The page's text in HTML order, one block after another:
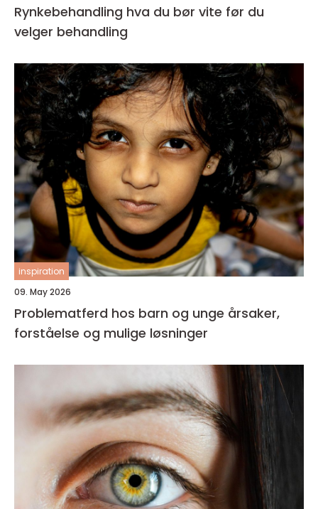
Rynkebehandling hva du bør vite før du
velger behandling
inspiration
09. May 2026
Problematferd hos barn og unge årsaker,
forståelse og mulige løsninger